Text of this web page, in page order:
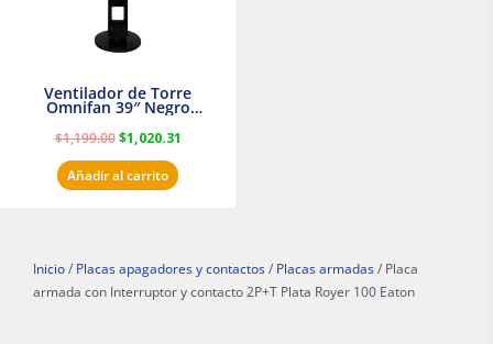
Ventilador de Torre
Omnifan 39″ Negro
$1,199.00 $1,020.31
Añadir al carrito
Inicio / Placas apagadores y contactos / Placas armadas / Placa
armada con Interruptor y contacto 2P+T Plata Royer 100 Eaton